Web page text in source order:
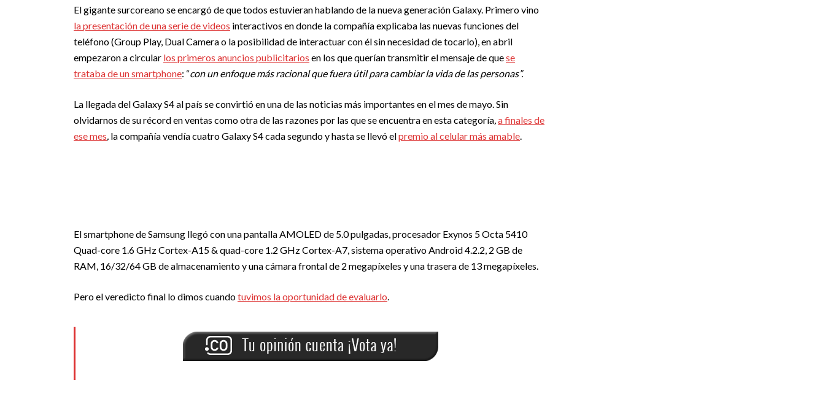
El gigante surcoreano se encargó de que todos estuvieran hablando de la nueva generación Galaxy. Primero vino
la presentación de una serie de videos interactivos en donde la compañía explicaba las nuevas funciones del
teléfono (Group Play, Dual Camera o la posibilidad de interactuar con él sin necesidad de tocarlo), en abril
empezaron a circular los primeros anuncios publicitarios en los que querían transmitir el mensaje de quese
trataba de un smartphone: “con un enfoque más racional que fuera útil para cambiar la vida de las personas”.
La llegada del Galaxy S4 al país se convirtió en una de las noticias más importantes en el mes de mayo. Sin
olvidarnos de su récord en ventas como otra de las razones por las que se encuentra en esta categoría,a finales de
ese mes, la compañía vendía cuatro Galaxy S4 cada segundo y hasta se llevó elpremio al celular más amable.
El smartphone de Samsung llegó con una pantallaAMOLED de 5.0 pulgadas, procesador Exynos 5 Octa 5410
Quad-core 1.6 GHz Cortex-A15 & quad-core 1.2 GHz Cortex-A7, sistema operativo Android 4.2.2, 2 GB de
RAM, 16/32/64 GB de almacenamiento y una cámara frontal de 2 megapíxeles y una trasera de 13 megapíxeles.
Pero el veredicto final lo dimos cuandotuvimos la oportunidad de evaluarlo.